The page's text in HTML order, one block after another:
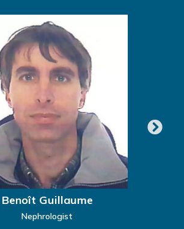
Benoît Guillaume
Nephrologist